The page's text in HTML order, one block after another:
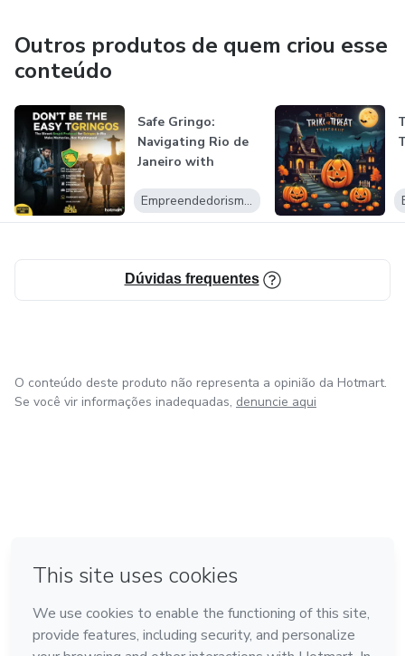
Outros produtos de quem criou esse
conteúdo
Safe Gringo:
Navigating Rio de
Janeiro with
Empreendedorismo Digital
Dúvidas frequentes
O conteúdo deste produto não representa a opinião da Hotmart.
Se você vir informações inadequadas, denuncie aqui
Feito com ❤ em Bogotá